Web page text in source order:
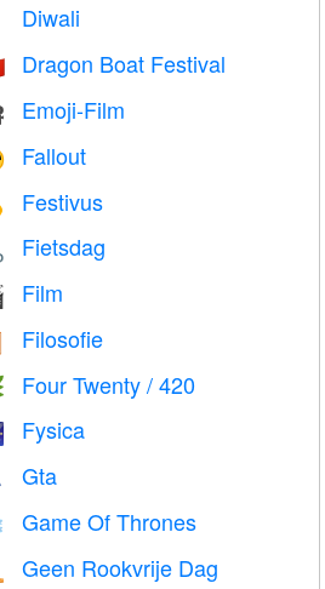
Diwali
Dragon Boat Festival
Emoji-Film
Fallout
Festivus
Fietsdag
Film
Filosofie
Four Twenty / 420
Fysica
Gta
Game Of Thrones
Geen Rookvrije Dag